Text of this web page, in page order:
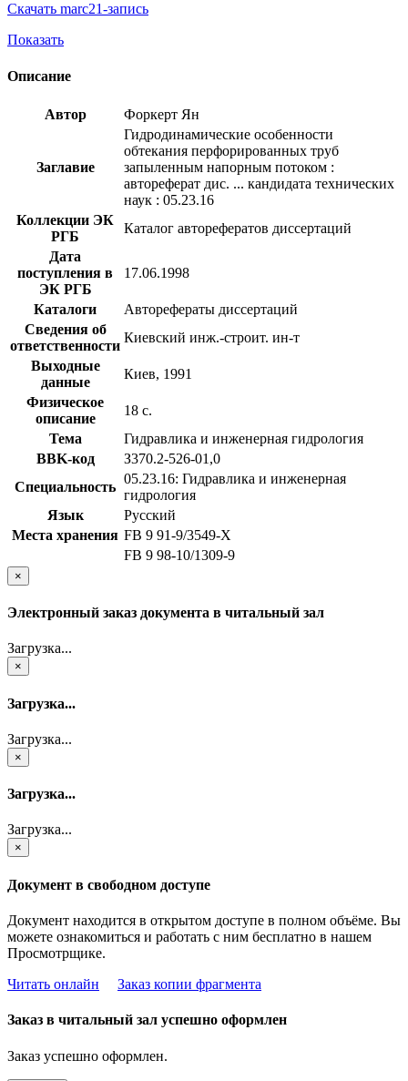
Скачать marc21-запись
Показать
Описание
Автор Форкерт Ян
Заглавие
Гидродинамические особенности
обтекания перфорированных труб
запыленным напорным потоком :
автореферат дис. ... кандидата технических
наук : 05.23.16
Коллекции ЭК
РГБ
Каталог авторефератов диссертаций
Дата
поступления в
ЭК РГБ
17.06.1998
Каталоги
Авторефераты диссертаций
Сведения об
ответственности
Киевский инж.-строит. ин-т
Выходные
данные
Киев, 1991
Физическое
описание
18 с.
Тема
Гидравлика и инженерная гидрология
BBK-код
З370.2-526-01,0
Специальность
05.23.16: Гидравлика и инженерная
гидрология
Язык
Русский
Места хранения FB 9 91-9/3549-X
FB 9 98-10/1309-9
×
Электронный заказ документа в читальный зал
Загрузка...
×
Загрузка...
Загрузка...
×
Загрузка...
Загрузка...
×
Документ в свободном доступе
Документ находится в открытом доступе в полном объёме. Вы
можете ознакомиться и работать с ним бесплатно в нашем
Просмотрщике.
Читать онлайн
Заказ копии фрагмента
Заказ в читальный зал успешно оформлен
Заказ успешно оформлен.